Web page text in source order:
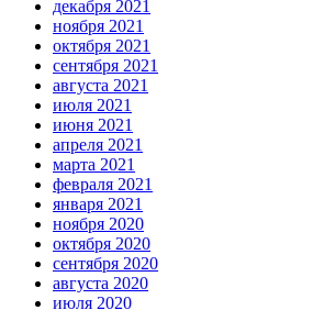
декабря 2021
ноября 2021
октября 2021
сентября 2021
августа 2021
июля 2021
июня 2021
апреля 2021
марта 2021
февраля 2021
января 2021
ноября 2020
октября 2020
сентября 2020
августа 2020
июля 2020